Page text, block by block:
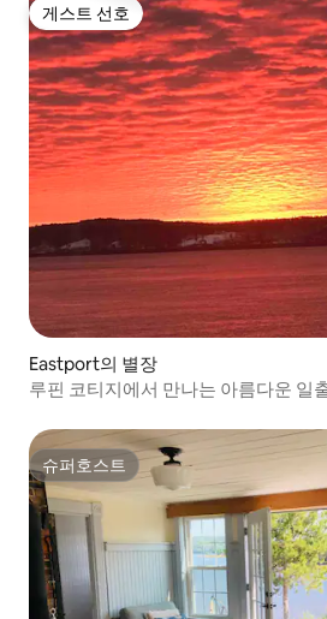
게스트 선호
게스트 선호
Eastport의 별장
루핀 코티지에서 만나는 아름다운 일
슈퍼호스트
슈퍼호스트